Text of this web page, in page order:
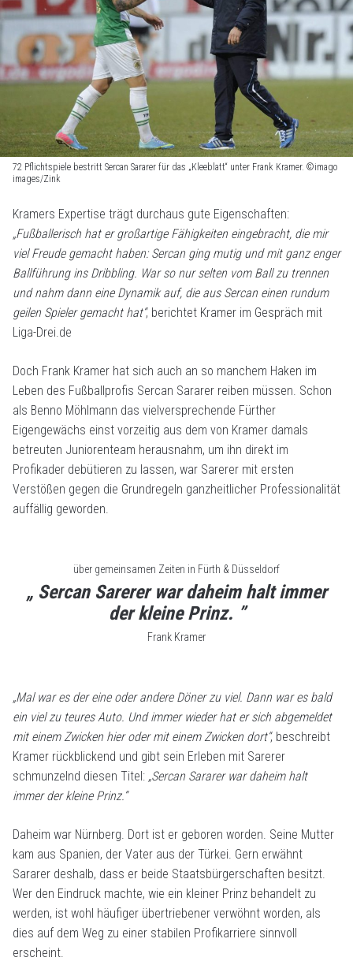
72 Pflichtspiele bestritt Sercan Sararer für das „Kleeblatt“ unter Frank Kramer. ©imago
images/Zink
Kramers Expertise trägt durchaus gute Eigenschaften:
„Fußballerisch hat er großartige Fähigkeiten eingebracht, die mir
viel Freude gemacht haben: Sercan ging mutig und mit ganz enger
Ballführung ins Dribbling. War so nur selten vom Ball zu trennen
und nahm dann eine Dynamik auf, die aus Sercan einen rundum
geilen Spieler gemacht hat“, berichtet Kramer im Gespräch mit
Liga-Drei.de
Doch Frank Kramer hat sich auch an so manchem Haken im
Leben des Fußballprofis Sercan Sararer reiben müssen. Schon
als Benno Möhlmann das vielversprechende Fürther
Eigengewächs einst vorzeitig aus dem von Kramer damals
betreuten Juniorenteam herausnahm, um ihn direkt im
Profikader debütieren zu lassen, war Sarerer mit ersten
Verstößen gegen die Grundregeln ganzheitlicher Professionalität
auffällig geworden.
über gemeinsamen Zeiten in Fürth & Düsseldorf
„ Sercan Sarerer war daheim halt immer
der kleine Prinz. ”
Frank Kramer
„Mal war es der eine oder andere Döner zu viel. Dann war es bald
ein viel zu teures Auto. Und immer wieder hat er sich abgemeldet
mit einem Zwicken hier oder mit einem Zwicken dort“, beschreibt
Kramer rückblickend und gibt sein Erleben mit Sarerer
schmunzelnd diesen Titel: „Sercan Sararer war daheim halt
immer der kleine Prinz.“
Daheim war Nürnberg. Dort ist er geboren worden. Seine Mutter
kam aus Spanien, der Vater aus der Türkei. Gern erwähnt
Sararer deshalb, dass er beide Staatsbürgerschaften besitzt.
Wer den Eindruck machte, wie ein kleiner Prinz behandelt zu
werden, ist wohl häufiger übertriebener verwöhnt worden, als
dies auf dem Weg zu einer stabilen Profikarriere sinnvoll
erscheint.